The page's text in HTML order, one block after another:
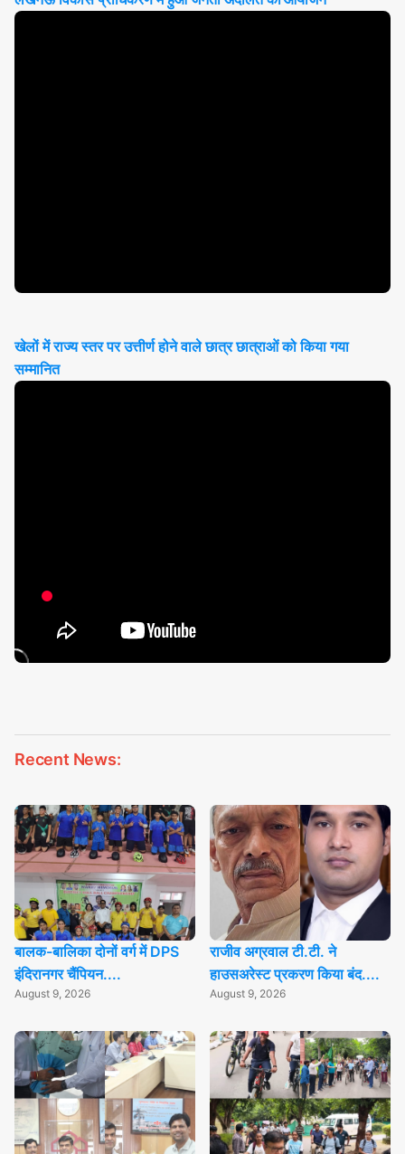
खेलों में राज्य स्तर पर उत्तीर्ण होने वाले छात्र छात्राओं को किया गया
सम्मानित
Recent News:
बालक-बालिका दोनों वर्ग में DPS
इंदिरानगर चैंपियन....
August 9, 2026
राजीव अग्रवाल टी.टी. ने
हाउसअरेस्ट प्रकरण किया बंद....
August 9, 2026